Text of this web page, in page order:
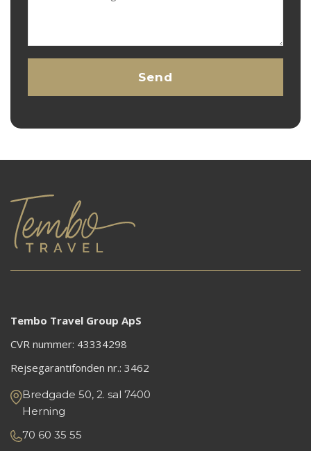
Tembo Travel Group ApS
CVR nummer: 43334298
Rejsegarantifonden nr.: 3462
Bredgade 50, 2. sal 7400
Herning
70 60 35 55